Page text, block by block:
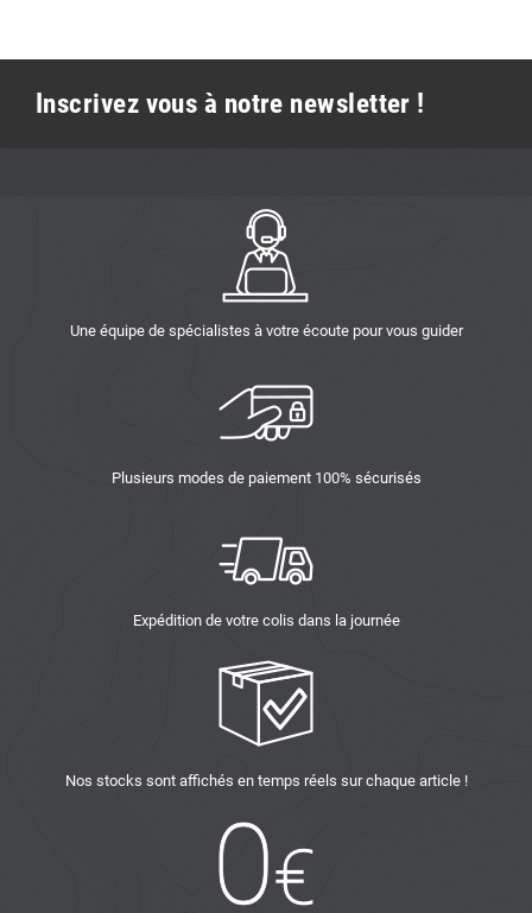
Inscrivez vous à notre newsletter !
Une équipe de spécialistes à votre écoute pour vous guider
Plusieurs modes de paiement 100% sécurisés
Expédition de votre colis dans la journée
Nos stocks sont affichés en temps réels sur chaque article !